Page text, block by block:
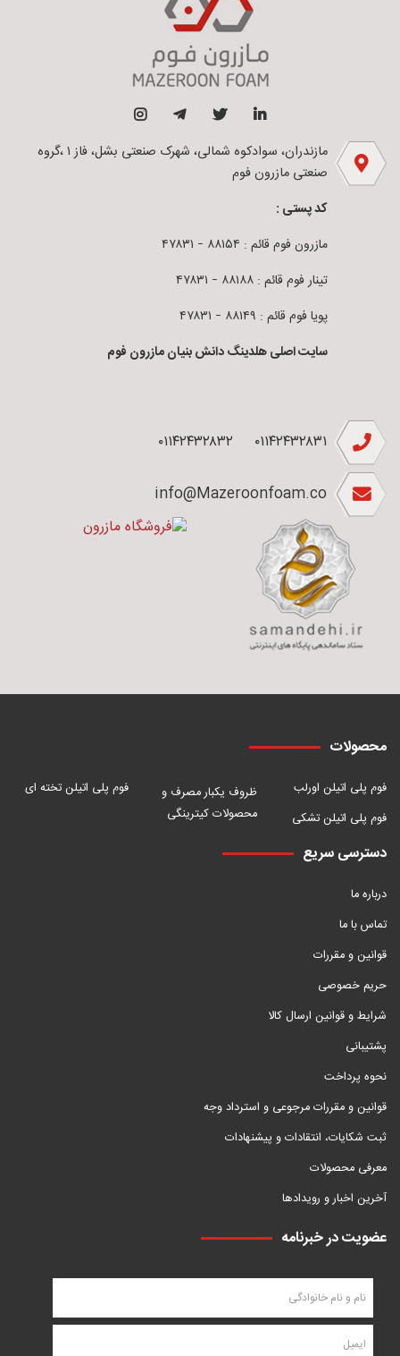
مازندران، سوادکوه شمالی، شهرک صنعتی بشل، فاز ۱ ،گروه
صنعتی مازرون فوم
کد پستی :
مازرون فوم قائم : ۸۸۱۵۴ – ۴۷۸۳۱
تینار فوم قائم : ۸۸۱۸۸ – ۴۷۸۳۱
پویا فوم قائم : ۸۸۱۴۹ – ۴۷۸۳۱
سایت اصلی هلدینگ دانش بنیان مازرون فوم
۰۱۱۴۲۴۳۲۸۳۱ ۰۱۱۴۲۴۳۲۸۳۲
info@Mazeroonfoam.co
محصولات
فوم پلی اتیلن اورلب
فوم پلی اتیلن تشکی
ظروف یکبار مصرف و
محصولات کیترینگی
فوم پلی اتیلن تخته ای
دسترسی سریع
درباره ما
تماس با ما
قوانین و مقررات
حریم خصوصی
شرایط و قوانین ارسال کالا
پشتیبانی
نحوه پرداخت
قوانین و مقررات مرجوعی و استرداد وجه
ثبت شکایات، انتقادات و پیشنهادات
معرفی محصولات
آخرین اخبار و رویدادها
عضویت در خبرنامه